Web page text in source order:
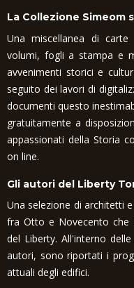
La Collezione Simeom
Una miscellanea di
volumi, fogli a stampa e
avvenimenti storici e
seguito dei lavori di
documenti questo
gratuitamente a
appassionati della Storia
on line.
Gli autori del Liberty
Una selezione di architetti
fra Otto e Novecento che
del Liberty. All'interno
autori, sono riportati i
attuali degli edifici.